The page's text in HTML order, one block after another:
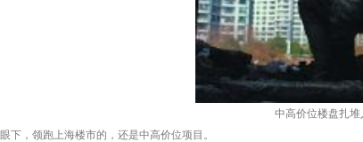
中高价位楼盘扎堆
眼下，领跑上海楼市的，还是中高价位项目。